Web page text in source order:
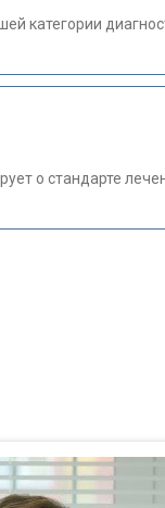
категории
о стандарте